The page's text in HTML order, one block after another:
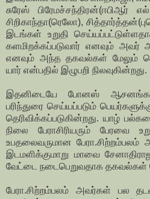
சுரேஸ்
சிறிகாந்தா(ரெலோ),
இடங்கள் உறுதி
களமிறக்கப்படுவார் எனவும் அவர்
எனவும் அந்த தகவல்கள் மேலும்
யார் என்பதில் இழுபறி நிலவுகின்றது.
இதனிடையே போனஸ்
பரிந்துரை செய்யப்படும்
தெரிவிக்கப்படுகின்றது. யாழ்
நிலை பேராசிரியரும் பேரவை
உபதலைவருமான பேரா.சிற்றம்பலம்
இடமளிக்குமாறு மாவை
வேட்டை நடைபெறுவதாக தகவல்கள்
பேரா.சிற்றம்பலம் அவர்கள் பல